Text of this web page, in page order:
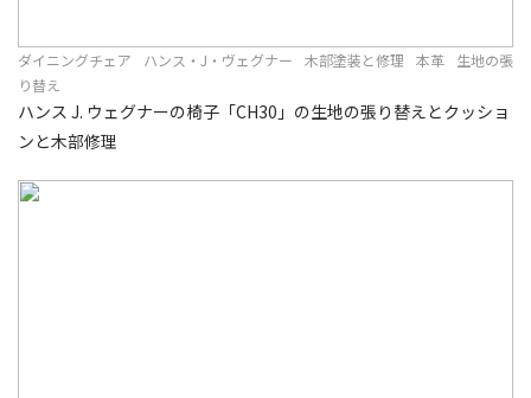
ダイニングチェア ハンス・J・ヴェグナー 木部塗装と修理 本革
生地の張
り替え
ハンス J. ウェグナーの椅子「CH30」の生地の張り替えとクッショ
ンと木部修理